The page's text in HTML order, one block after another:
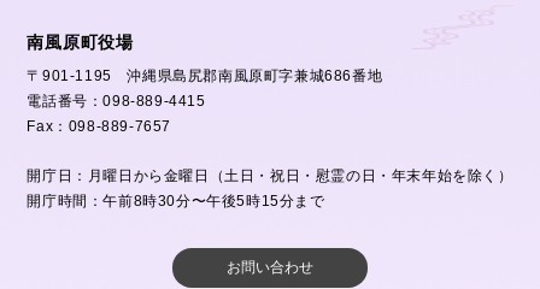
南風原町役場
〒901-1195 沖縄県島尻郡南風原町字兼城686番地
電話番号：098-889-4415
Fax：098-889-7657
開庁日：月曜日から金曜日（土日・祝日・慰霊の日・年末年始を除く）
開庁時間：午前8時30分〜午後5時15分まで
お問い合わせ